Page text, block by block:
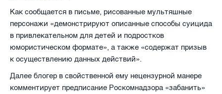
Как сообщается в письме, рисованные мультяшные
персонажи «демонстрируют описанные способы суицида
в привлекательном для детей и подростков
юмористическом формате», а также «содержат призыв
к осуществлению данных действий».
Далее блогер в свойственной ему нецензурной манере
комментирует предписание Роскомнадзора «забанить»